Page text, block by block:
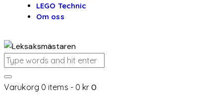
LEGO Technic
Om oss
Varukorg 0 items - 0 kr 0